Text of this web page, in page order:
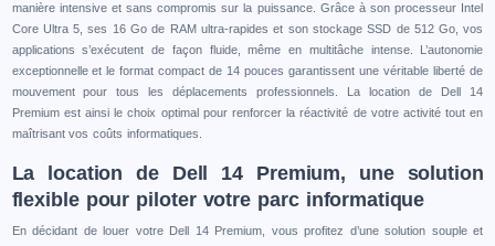
manière intensive et sans compromis sur la puissance. Grâce à son processeur Intel
Core Ultra 5, ses 16 Go de RAM ultra-rapides et son stockage SSD de 512 Go, vos
applications s’exécutent de façon fluide, même en multitâche intense. L’autonomie
exceptionnelle et le format compact de 14 pouces garantissent une véritable liberté de
mouvement pour tous les déplacements professionnels. La location de Dell 14
Premium est ainsi le choix optimal pour renforcer la réactivité de votre activité tout en
maîtrisant vos coûts informatiques.
La location de Dell 14 Premium, une solution
flexible pour piloter votre parc informatique
En décidant de louer votre Dell 14 Premium, vous profitez d’une solution souple et